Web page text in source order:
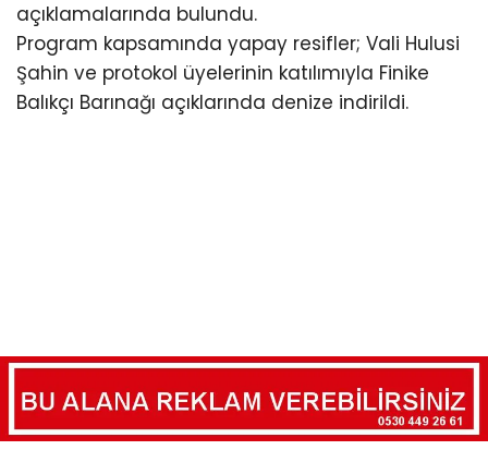
açıklamalarında bulundu.
Program kapsamında yapay resifler; Vali Hulusi
Şahin ve protokol üyelerinin katılımıyla Finike
Balıkçı Barınağı açıklarında denize indirildi.